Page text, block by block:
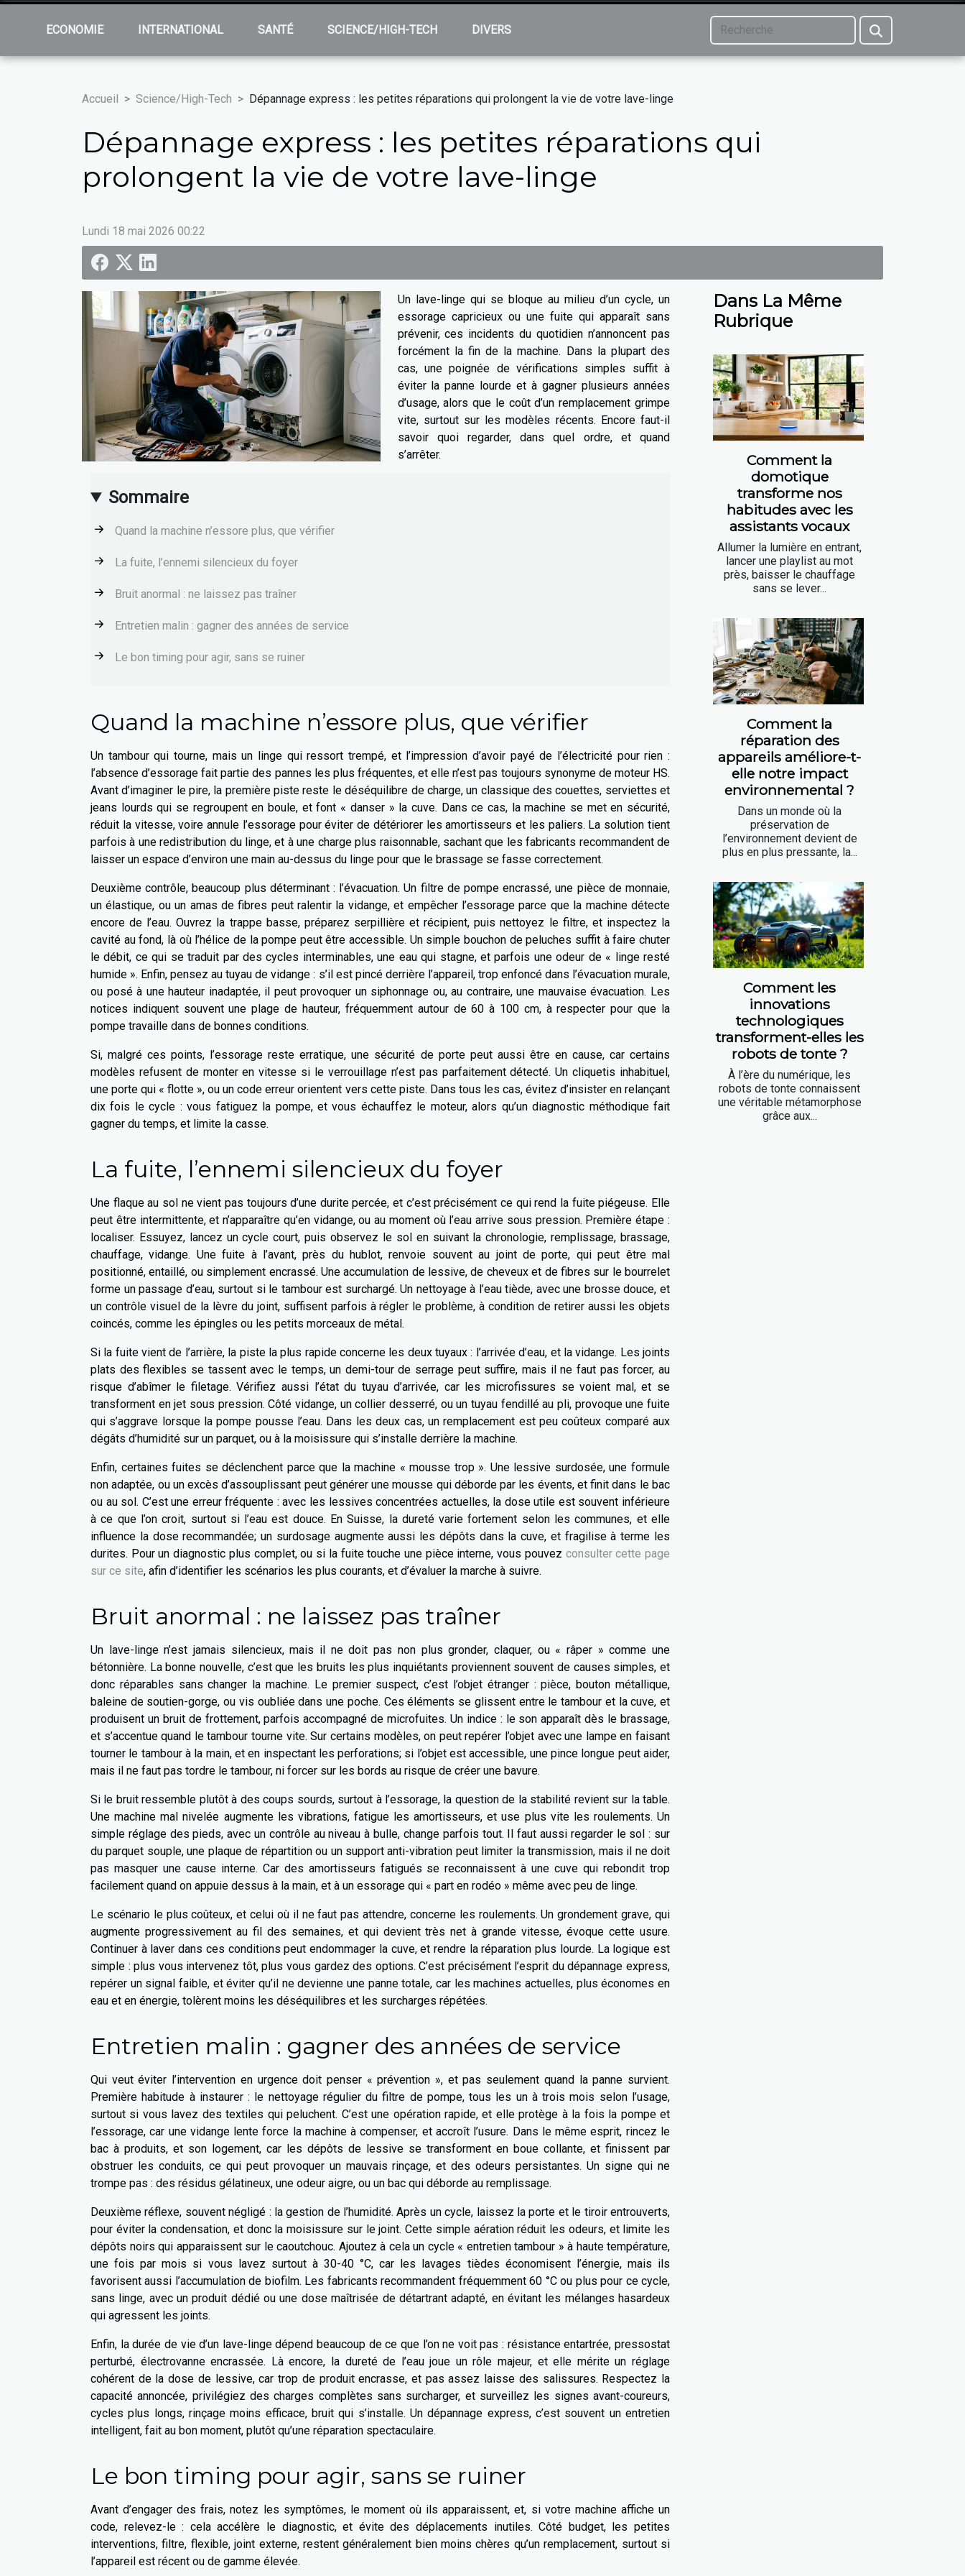
ECONOMIE INTERNATIONAL SANTÉ SCIENCE/HIGH-TECH DIVERS
Accueil Science/High-Tech Dépannage express : les petites réparations qui prolongent la vie de votre lave-linge
Dépannage express : les petites réparations qui
prolongent la vie de votre lave-linge
Lundi 18 mai 2026 00:22
Sommaire
Quand la machine n’essore plus, que vérifier
La fuite, l’ennemi silencieux du foyer
Bruit anormal : ne laissez pas traîner
Entretien malin : gagner des années de service
Le bon timing pour agir, sans se ruiner
Un lave-linge qui se bloque au milieu d’un cycle, un
essorage capricieux ou une fuite qui apparaît sans
prévenir, ces incidents du quotidien n’annoncent pas
forcément la fin de la machine. Dans la plupart des
cas, une poignée de vérifications simples suffit à
éviter la panne lourde et à gagner plusieurs années
d’usage, alors que le coût d’un remplacement grimpe
vite, surtout sur les modèles récents. Encore faut-il
savoir quoi regarder, dans quel ordre, et quand
s’arrêter.
Quand la machine n’essore plus, que vérifier
Un tambour qui tourne, mais un linge qui ressort trempé, et l’impression d’avoir payé de l’électricité pour rien :
l’absence d’essorage fait partie des pannes les plus fréquentes, et elle n’est pas toujours synonyme de moteur HS.
Avant d’imaginer le pire, la première piste reste le déséquilibre de charge, un classique des couettes, serviettes et
jeans lourds qui se regroupent en boule, et font « danser » la cuve. Dans ce cas, la machine se met en sécurité,
réduit la vitesse, voire annule l’essorage pour éviter de détériorer les amortisseurs et les paliers. La solution tient
parfois à une redistribution du linge, et à une charge plus raisonnable, sachant que les fabricants recommandent de
laisser un espace d’environ une main au-dessus du linge pour que le brassage se fasse correctement.
Deuxième contrôle, beaucoup plus déterminant : l’évacuation. Un filtre de pompe encrassé, une pièce de monnaie,
un élastique, ou un amas de fibres peut ralentir la vidange, et empêcher l’essorage parce que la machine détecte
encore de l’eau. Ouvrez la trappe basse, préparez serpillière et récipient, puis nettoyez le filtre, et inspectez la
cavité au fond, là où l’hélice de la pompe peut être accessible. Un simple bouchon de peluches suffit à faire chuter
le débit, ce qui se traduit par des cycles interminables, une eau qui stagne, et parfois une odeur de « linge resté
humide ». Enfin, pensez au tuyau de vidange : s’il est pincé derrière l’appareil, trop enfoncé dans l’évacuation murale,
ou posé à une hauteur inadaptée, il peut provoquer un siphonnage ou, au contraire, une mauvaise évacuation. Les
notices indiquent souvent une plage de hauteur, fréquemment autour de 60 à 100 cm, à respecter pour que la
pompe travaille dans de bonnes conditions.
Si, malgré ces points, l’essorage reste erratique, une sécurité de porte peut aussi être en cause, car certains
modèles refusent de monter en vitesse si le verrouillage n’est pas parfaitement détecté. Un cliquetis inhabituel,
une porte qui « flotte », ou un code erreur orientent vers cette piste. Dans tous les cas, évitez d’insister en relançant
dix fois le cycle : vous fatiguez la pompe, et vous échauffez le moteur, alors qu’un diagnostic méthodique fait
gagner du temps, et limite la casse.
La fuite, l’ennemi silencieux du foyer
Une flaque au sol ne vient pas toujours d’une durite percée, et c’est précisément ce qui rend la fuite piégeuse. Elle
peut être intermittente, et n’apparaître qu’en vidange, ou au moment où l’eau arrive sous pression. Première étape :
localiser. Essuyez, lancez un cycle court, puis observez le sol en suivant la chronologie, remplissage, brassage,
chauffage, vidange. Une fuite à l’avant, près du hublot, renvoie souvent au joint de porte, qui peut être mal
positionné, entaillé, ou simplement encrassé. Une accumulation de lessive, de cheveux et de fibres sur le bourrelet
forme un passage d’eau, surtout si le tambour est surchargé. Un nettoyage à l’eau tiède, avec une brosse douce, et
un contrôle visuel de la lèvre du joint, suffisent parfois à régler le problème, à condition de retirer aussi les objets
coincés, comme les épingles ou les petits morceaux de métal.
Si la fuite vient de l’arrière, la piste la plus rapide concerne les deux tuyaux : l’arrivée d’eau, et la vidange. Les joints
plats des flexibles se tassent avec le temps, un demi-tour de serrage peut suffire, mais il ne faut pas forcer, au
risque d’abîmer le filetage. Vérifiez aussi l’état du tuyau d’arrivée, car les microfissures se voient mal, et se
transforment en jet sous pression. Côté vidange, un collier desserré, ou un tuyau fendillé au pli, provoque une fuite
qui s’aggrave lorsque la pompe pousse l’eau. Dans les deux cas, un remplacement est peu coûteux comparé aux
dégâts d’humidité sur un parquet, ou à la moisissure qui s’installe derrière la machine.
Enfin, certaines fuites se déclenchent parce que la machine « mousse trop ». Une lessive surdosée, une formule
non adaptée, ou un excès d’assouplissant peut générer une mousse qui déborde par les évents, et finit dans le bac
ou au sol. C’est une erreur fréquente : avec les lessives concentrées actuelles, la dose utile est souvent inférieure
à ce que l’on croit, surtout si l’eau est douce. En Suisse, la dureté varie fortement selon les communes, et elle
influence la dose recommandée; un surdosage augmente aussi les dépôts dans la cuve, et fragilise à terme les
durites. Pour un diagnostic plus complet, ou si la fuite touche une pièce interne, vous pouvez consulter cette page
sur ce site, afin d’identifier les scénarios les plus courants, et d’évaluer la marche à suivre.
Bruit anormal : ne laissez pas traîner
Un lave-linge n’est jamais silencieux, mais il ne doit pas non plus gronder, claquer, ou « râper » comme une
bétonnière. La bonne nouvelle, c’est que les bruits les plus inquiétants proviennent souvent de causes simples, et
donc réparables sans changer la machine. Le premier suspect, c’est l’objet étranger : pièce, bouton métallique,
baleine de soutien-gorge, ou vis oubliée dans une poche. Ces éléments se glissent entre le tambour et la cuve, et
produisent un bruit de frottement, parfois accompagné de microfuites. Un indice : le son apparaît dès le brassage,
et s’accentue quand le tambour tourne vite. Sur certains modèles, on peut repérer l’objet avec une lampe en faisant
tourner le tambour à la main, et en inspectant les perforations; si l’objet est accessible, une pince longue peut aider,
mais il ne faut pas tordre le tambour, ni forcer sur les bords au risque de créer une bavure.
Si le bruit ressemble plutôt à des coups sourds, surtout à l’essorage, la question de la stabilité revient sur la table.
Une machine mal nivelée augmente les vibrations, fatigue les amortisseurs, et use plus vite les roulements. Un
simple réglage des pieds, avec un contrôle au niveau à bulle, change parfois tout. Il faut aussi regarder le sol : sur
du parquet souple, une plaque de répartition ou un support anti-vibration peut limiter la transmission, mais il ne doit
pas masquer une cause interne. Car des amortisseurs fatigués se reconnaissent à une cuve qui rebondit trop
facilement quand on appuie dessus à la main, et à un essorage qui « part en rodéo » même avec peu de linge.
Le scénario le plus coûteux, et celui où il ne faut pas attendre, concerne les roulements. Un grondement grave, qui
augmente progressivement au fil des semaines, et qui devient très net à grande vitesse, évoque cette usure.
Continuer à laver dans ces conditions peut endommager la cuve, et rendre la réparation plus lourde. La logique est
simple : plus vous intervenez tôt, plus vous gardez des options. C’est précisément l’esprit du dépannage express,
repérer un signal faible, et éviter qu’il ne devienne une panne totale, car les machines actuelles, plus économes en
eau et en énergie, tolèrent moins les déséquilibres et les surcharges répétées.
Entretien malin : gagner des années de service
Qui veut éviter l’intervention en urgence doit penser « prévention », et pas seulement quand la panne survient.
Première habitude à instaurer : le nettoyage régulier du filtre de pompe, tous les un à trois mois selon l’usage,
surtout si vous lavez des textiles qui peluchent. C’est une opération rapide, et elle protège à la fois la pompe et
l’essorage, car une vidange lente force la machine à compenser, et accroît l’usure. Dans le même esprit, rincez le
bac à produits, et son logement, car les dépôts de lessive se transforment en boue collante, et finissent par
obstruer les conduits, ce qui peut provoquer un mauvais rinçage, et des odeurs persistantes. Un signe qui ne
trompe pas : des résidus gélatineux, une odeur aigre, ou un bac qui déborde au remplissage.
Deuxième réflexe, souvent négligé : la gestion de l’humidité. Après un cycle, laissez la porte et le tiroir entrouverts,
pour éviter la condensation, et donc la moisissure sur le joint. Cette simple aération réduit les odeurs, et limite les
dépôts noirs qui apparaissent sur le caoutchouc. Ajoutez à cela un cycle « entretien tambour » à haute température,
une fois par mois si vous lavez surtout à 30-40 °C, car les lavages tièdes économisent l’énergie, mais ils
favorisent aussi l’accumulation de biofilm. Les fabricants recommandent fréquemment 60 °C ou plus pour ce cycle,
sans linge, avec un produit dédié ou une dose maîtrisée de détartrant adapté, en évitant les mélanges hasardeux
qui agressent les joints.
Enfin, la durée de vie d’un lave-linge dépend beaucoup de ce que l’on ne voit pas : résistance entartrée, pressostat
perturbé, électrovanne encrassée. Là encore, la dureté de l’eau joue un rôle majeur, et elle mérite un réglage
cohérent de la dose de lessive, car trop de produit encrasse, et pas assez laisse des salissures. Respectez la
capacité annoncée, privilégiez des charges complètes sans surcharger, et surveillez les signes avant-coureurs,
cycles plus longs, rinçage moins efficace, bruit qui s’installe. Un dépannage express, c’est souvent un entretien
intelligent, fait au bon moment, plutôt qu’une réparation spectaculaire.
Le bon timing pour agir, sans se ruiner
Avant d’engager des frais, notez les symptômes, le moment où ils apparaissent, et, si votre machine affiche un
code, relevez-le : cela accélère le diagnostic, et évite des déplacements inutiles. Côté budget, les petites
interventions, filtre, flexible, joint externe, restent généralement bien moins chères qu’un remplacement, surtout si
l’appareil est récent ou de gamme élevée.
Dans La Même
Rubrique
Comment la
domotique
transforme nos
habitudes avec les
assistants vocaux
Allumer la lumière en entrant,
lancer une playlist au mot
près, baisser le chauffage
sans se lever...
Comment la
réparation des
appareils améliore-t-
elle notre impact
environnemental ?
Dans un monde où la
préservation de
l’environnement devient de
plus en plus pressante, la...
Comment les
innovations
technologiques
transforment-elles les
robots de tonte ?
À l’ère du numérique, les
robots de tonte connaissent
une véritable métamorphose
grâce aux...